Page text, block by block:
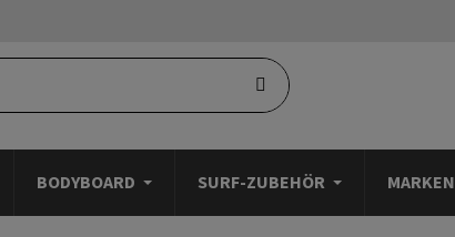
BODYBOARD SURF-ZUBEHÖR MARKEN